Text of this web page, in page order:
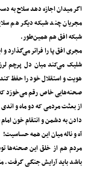
اگر میدان اجازه دهد سلاح به
مجریان چند شبکه دیگر هم سلاح
شبکه افق هم همین‌طور.
مجری افق پا را فراتر می‌گذارد
شلیک می‌کند میان دل پرچم
هویت و استقلال خود را حفظ
صحنه‌هایی خاص رقم می‌خورَد
از بعثت مردمی‌ که دو ماه و
دادن به دشمن و انتقام خون
آه و ناله میان این همه حساسیت!
مردم هم از خلق این صحنه‌ها
باشد باید آرایش جنگی گرفت.